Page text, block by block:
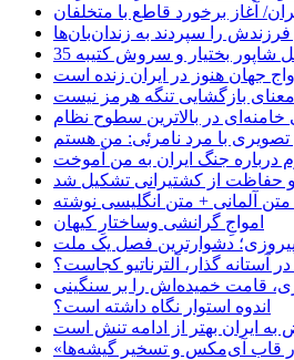
آغاز برخورد قاطع با متخلفان
را سپردند به زندان‌بان‌ها
شاپور بختیار و سروش کتیبه
جهان هنوز در ایران زنده است
معنای بازگشایی تنگه هرمز نیست
در بالاترین سطوح نظام
درباره جنگ ایران به من آموخت
و حفاظت از کشتیرانی تشکیل شد
متن آلمانی + متن انگلیسی نوشته
‌امواجِ گرانشی وساختارِ کیهان
دشوارترین فصل یک ملت
در آستانه گذار، آلترناتیو کجاست؟
قامت خمیده‌اش را بر سنگینی
اندوه استوار نگاه داشته است؟
ایران بهتر از ادامه تنش است
در قاب آی‌مکس و تسخیر گیشه‌ها